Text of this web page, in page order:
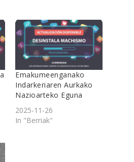
Emakumeenganako
Indarkeriaren Aurkako
Nazioarteko Eguna
2025-11-26
In "Berriak"